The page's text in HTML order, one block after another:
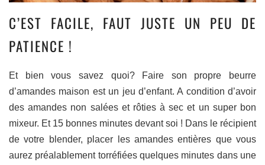
C’EST FACILE, FAUT JUSTE UN PEU DE
PATIENCE !
Et bien vous savez quoi? Faire son propre beurre
d’amandes maison est un jeu d’enfant. A condition d’avoir
des amandes non salées et rôties à sec et un super bon
mixeur. Et 15 bonnes minutes devant soi ! Dans le récipient
de votre blender, placer les amandes entières que vous
aurez préalablement torréfiées quelques minutes dans une